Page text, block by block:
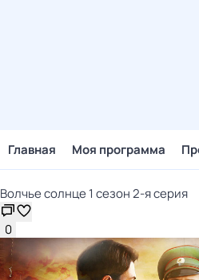
Главная Моя программа
Волчье солнце 1 сезон 2-я серия
0